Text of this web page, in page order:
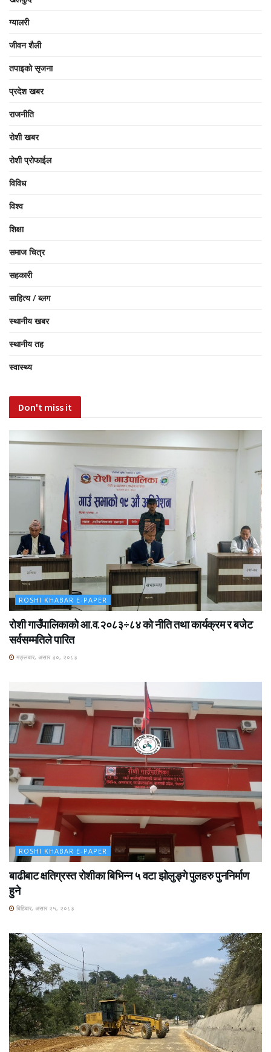
ग्यालरी
जीवन शैली
तपाइको सृजना
प्रदेश खबर
राजनीति
रोशी खबर
रोशी प्रोफाईल
विविध
विश्व
शिक्षा
समाज चित्र
सहकारी
साहित्य / ब्लग
स्थानीय खबर
स्थानीय तह
स्वास्थ्य
Don't miss it
ROSHI KHABAR E-PAPER
रोशी गाउँपालिकाको आ.व.२०८३÷८४ को नीति तथा कार्यक्रम र बजेट
सर्वसम्मतिले पारित
मङ्लबार, असार ३०, २०८३
ROSHI KHABAR E-PAPER
बाढीबाट क्षतिग्रस्त रोशीका बिभिन्न ५ वटा झोलुङ्गे पुलहरु पुननिर्माण
हुने
बिहिबार, असार २५, २०८३